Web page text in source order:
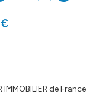
IMMOBILIER de France